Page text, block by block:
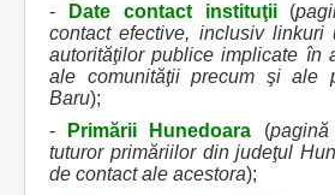
-
Date contact instituţii(
contact efective, inclusiv linkuri
autorităţilor publice implicate în
ale comunităţii precum şi ale
Baru);
-
Primării Hunedoara (
tuturor primăriilor din judeţul
de contact ale acestora);